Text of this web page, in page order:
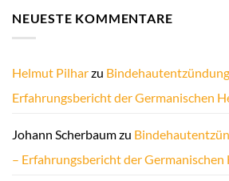
NEUESTE KOMMENTARE
Helmut Pilharzu
Erfahrungsbericht der Germanischen
Johann Scherbaumzu
– Erfahrungsbericht der Germanischen